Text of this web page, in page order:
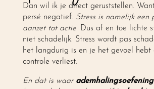
Dan wil ik je direct geruststellen.
persé negatief. Stress is namelijk een
aanzet tot actie. Dus af en toe lichte
niet schadelijk. Stress wordt pas
het langdurig is en je het gevoel hebt
controle verliest.
En dat is waar